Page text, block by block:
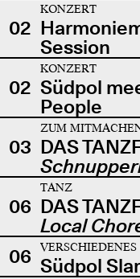
02
KONZERT
Session
02
KONZERT
Südpol
People
03
ZUM
DAS
06
TANZ
DAS
Local
06
VERSCHIEDENES
Südpol